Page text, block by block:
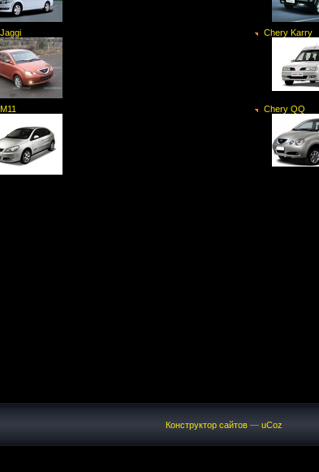
Chery Karry
Chery QQ
Конструктор сайтов— uCoz